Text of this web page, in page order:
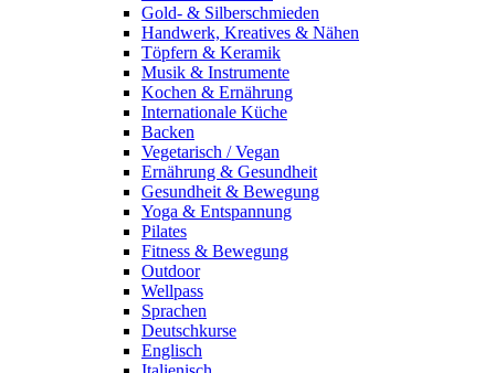
Gold- & Silberschmieden
Handwerk, Kreatives & Nähen
Töpfern & Keramik
Musik & Instrumente
Kochen & Ernährung
Internationale Küche
Backen
Vegetarisch / Vegan
Ernährung & Gesundheit
Gesundheit & Bewegung
Yoga & Entspannung
Pilates
Fitness & Bewegung
Outdoor
Wellpass
Sprachen
Deutschkurse
Englisch